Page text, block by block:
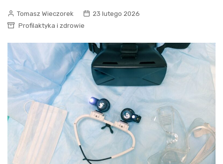
Tomasz Wieczorek
23 lutego 2026
Profilaktyka i zdrowie